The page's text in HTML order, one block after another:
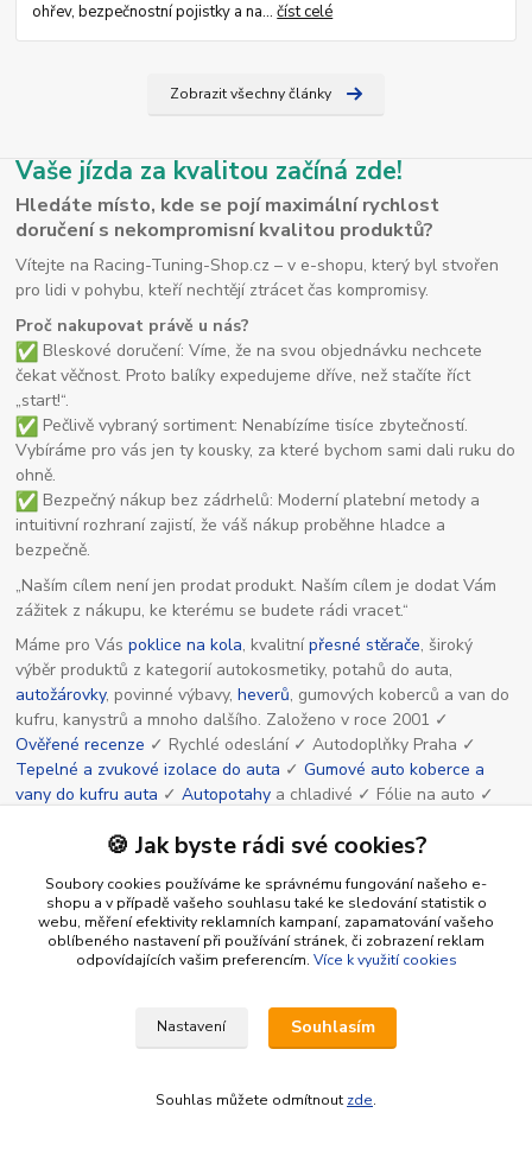
ohřev, bezpečnostní pojistky a na...číst celé
Zobrazit všechny články
Vaše jízda za kvalitou začíná zde!
Hledáte místo, kde se pojí maximální rychlost
doručení s nekompromisní kvalitou produktů?
Vítejte na Racing-Tuning-Shop.cz – v e-shopu, který byl stvořen
pro lidi v pohybu, kteří nechtějí ztrácet čas kompromisy.
Proč nakupovat právě u nás?
Bleskové doručení: Víme, že na svou objednávku nechcete
čekat věčnost. Proto balíky expedujeme dříve, než stačíte říct
„start!“.
Pečlivě vybraný sortiment: Nenabízíme tisíce zbytečností.
Vybíráme pro vás jen ty kousky, za které bychom sami dali ruku do
ohně.
Bezpečný nákup bez zádrhelů: Moderní platební metody a
intuitivní rozhraní zajistí, že váš nákup proběhne hladce a
bezpečně.
„Naším cílem není jen prodat produkt. Naším cílem je dodat Vám
zážitek z nákupu, ke kterému se budete rádi vracet.“
Máme pro Váspoklice na kola, kvalitnípřesné stěrače, široký
výběr produktů z kategorií autokosmetiky, potahů do auta,
autožárovky, povinné výbavy,heverů, gumových koberců a van do
kufru, kanystrů a mnoho dalšího. Založeno v roce 2001 ✓
Ověřené recenze ✓ Rychlé odeslání ✓ Autodoplňky Praha ✓
Tepelné a zvukové izolace do auta ✓Gumové auto koberce a
vany do kufru auta ✓Autopotahy a chladivé ✓ Fólie na auto ✓
Informace pro zákazníky
O nás
Návody, články, blog pro Vás
Ochrana osobních údajů
🍪 Jak byste rádi své cookies?
Soubory cookies používáme ke správnému fungování našeho e-
shopu a v případě vašeho souhlasu také ke sledování statistik o
webu, měření efektivity reklamních kampaní, zapamatování vašeho
oblíbeného nastavení při používání stránek, či zobrazení reklam
odpovídajících vašim preferencím. Více k využití cookies
Nastavení Souhlasím
Souhlas můžete odmítnout zde.